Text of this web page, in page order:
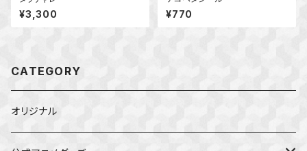
¥3,300 ¥770
CATEGORY
オリジナル